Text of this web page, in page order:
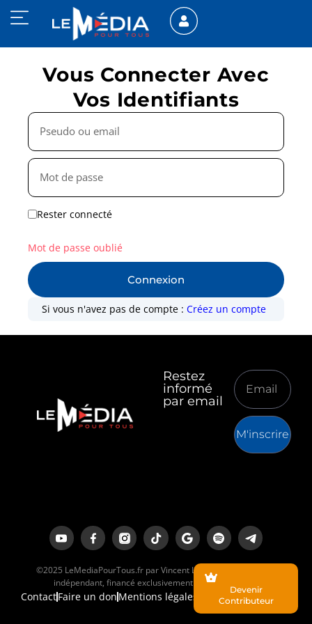
Vous Connecter Avec
Vos Identifiants
Rester connecté
Connexion
Mot de passe oublié
Si vous n'avez pas de compte :Créez un compte
Restez
informé
par email
M'inscrire
©2025 LeMediaPourTous.fr par Vincent Lapierre est un média
indépendant, financé exclusivement par ses lecteurs.
ContactFaire un don Mentions légales
Devenir
Contributeur